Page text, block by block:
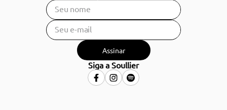
Assinar
Siga a Soullier